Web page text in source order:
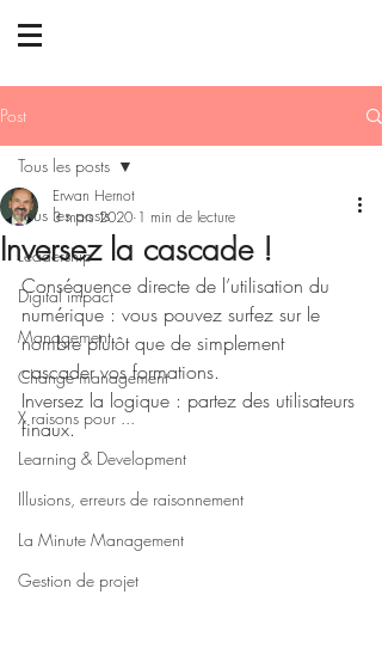
Post
Tous les posts
Leadership
Digital impact
Management
Change management
X raisons pour ...
Learning & Development
Illusions, erreurs de raisonnement
La Minute Management
Gestion de projet
Tous les posts
Inversez la cascade !
Erwan Hernot
3 mars 2020 1 min de lecture
Conséquence directe de l’utilisation du
numérique : vous pouvez surfez sur le
nombre plutôt que de simplement
cascader vos formations.
Inversez la logique : partez des utilisateurs
finaux.